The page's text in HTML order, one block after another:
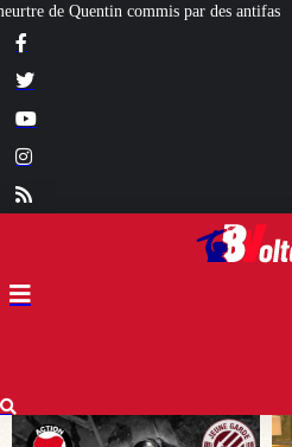
[L’ÉTÉ BV] Sur son bureau,